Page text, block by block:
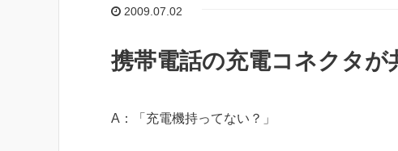
2009.07.02
携帯電話の充電コネクタが
A：「充電機持ってない？」